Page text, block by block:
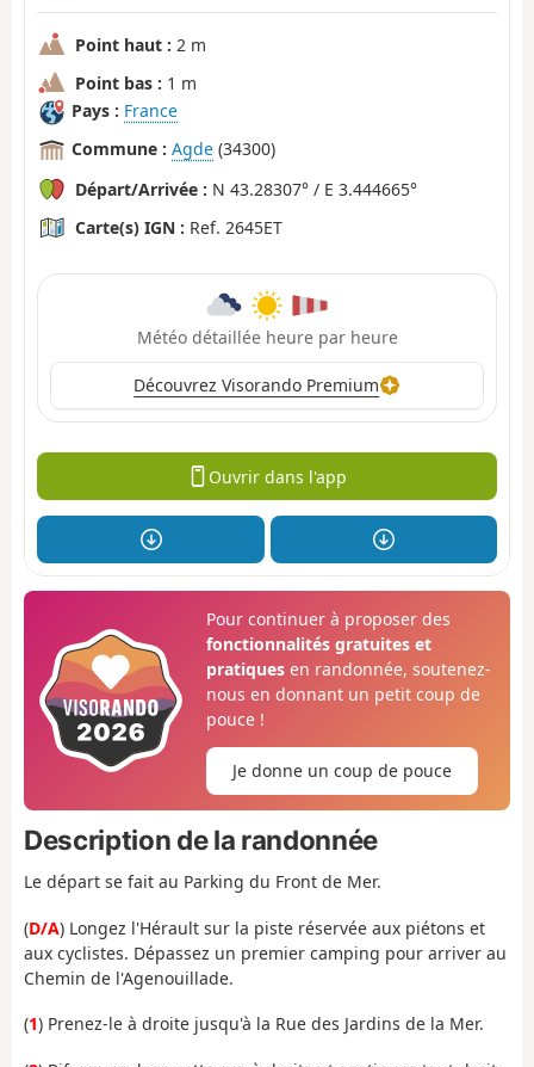
Point haut : 2 m
Point bas : 1 m
Pays : France
Commune : Agde (34300)
Départ/Arrivée : N 43.28307° / E 3.444665°
Carte(s) IGN : Ref. 2645ET
Météo détaillée heure par heure
Découvrez Visorando Premium
Ouvrir dans l'app
Pour continuer à proposer des
fonctionnalités gratuites et
pratiquesen randonnée, soutenez-
nous en donnant un petit coup de
pouce !
Je donne un coup de pouce
Description de la randonnée
Le départ se fait au Parking du Front de Mer.
(D/A) Longez l'Hérault sur la piste réservée aux piétons et
aux cyclistes. Dépassez un premier camping pour arriver au
Chemin de l'Agenouillade.
(1) Prenez-le à droite jusqu'à la Rue des Jardins de la Mer.